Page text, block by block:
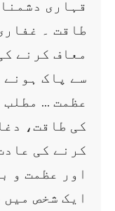
قہاری
طاقت ۔
معاف کرنے
سے پاک
عظمت …
کی طاقت،
کرنے کی
اور عظمت و
ایک شخص